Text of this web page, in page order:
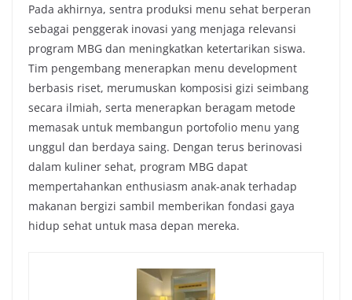
Pada akhirnya, sentra produksi menu sehat berperan
sebagai penggerak inovasi yang menjaga relevansi
program MBG dan meningkatkan ketertarikan siswa.
Tim pengembang menerapkan menu development
berbasis riset, merumuskan komposisi gizi seimbang
secara ilmiah, serta menerapkan beragam metode
memasak untuk membangun portofolio menu yang
unggul dan berdaya saing. Dengan terus berinovasi
dalam kuliner sehat, program MBG dapat
mempertahankan enthusiasm anak-anak terhadap
makanan bergizi sambil memberikan fondasi gaya
hidup sehat untuk masa depan mereka.